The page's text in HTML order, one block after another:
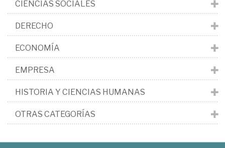
CIENCIAS SOCIALES
DERECHO
ECONOMÍA
EMPRESA
HISTORIA Y CIENCIAS HUMANAS
OTRAS CATEGORÍAS